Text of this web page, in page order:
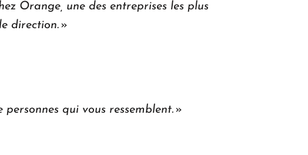
Orange, une des entreprises les plus
direction. »
qui vous ressemblent. »